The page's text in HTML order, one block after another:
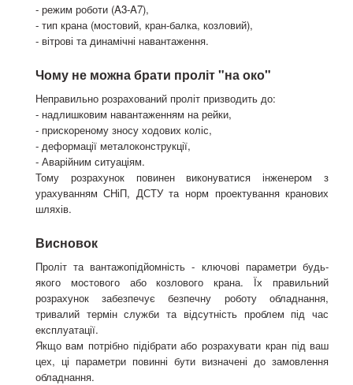
- режим роботи (A3-A7),
- тип крана (мостовий, кран-балка, козловий),
- вітрові та динамічні навантаження.
Чому не можна брати проліт "на око"
Неправильно розрахований проліт призводить до:
- надлишковим навантаженням на рейки,
- прискореному зносу ходових коліс,
- деформації металоконструкції,
- Аварійним ситуаціям.
Тому розрахунок повинен виконуватися інженером з
урахуванням СНіП, ДСТУ та норм проектування кранових
шляхів.
Висновок
Проліт та вантажопідйомність - ключові параметри будь-
якого мостового або козлового крана. Їх правильний
розрахунок забезпечує безпечну роботу обладнання,
тривалий термін служби та відсутність проблем під час
експлуатації.
Якщо вам потрібно підібрати або розрахувати кран під ваш
цех, ці параметри повинні бути визначені до замовлення
обладнання.